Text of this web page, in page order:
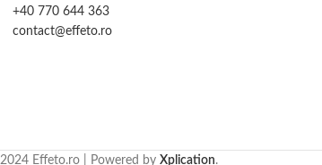
+40 770 644 363
contact@effeto.ro
2024 Effeto.ro | Powered by Xplication.